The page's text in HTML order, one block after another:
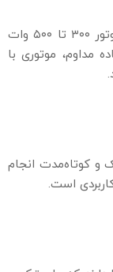
برای کارهای سبک مثل تهیه کیک یا خامه، موتور ۳۰۰ تا ۵۰۰ وات
مداوم، موتوری با
و کوتاه‌مدت انجام
است.